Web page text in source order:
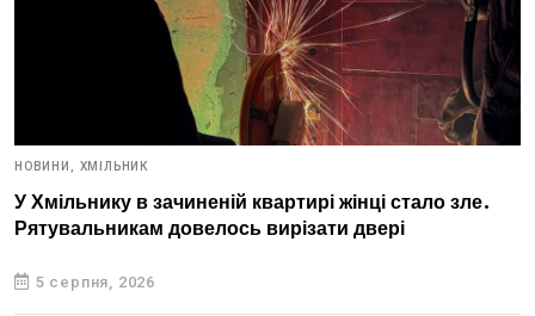
НОВИНИ, ХМІЛЬНИК
У Хмільнику в зачиненій квартирі жінці стало зле.
Рятувальникам довелось вирізати двері
5 серпня, 2026